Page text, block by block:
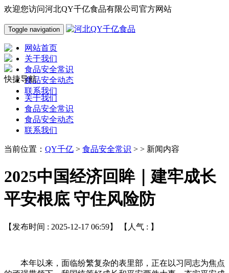
欢迎您访问河北QY千亿食品有限公司官方网站
Toggle navigation
网站首页
关于我们
食品安全常识
食品安全动态
联系我们
快捷导航
关于我们
食品安全常识
食品安全动态
联系我们
当前位置： QY千亿 > 食品安全常识 > > 新闻内容
2025中国经济回眸｜建牢成长
平安根底 守住风险防
【发布时间 : 2025-12-17 06:59】 【人气 : 】
本年以来，面临纷繁复杂的表里部，正在以习同志为焦点